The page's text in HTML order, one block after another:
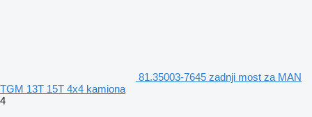
81.35003-7645 zadnji most za MAN
TGM 13T 15T 4x4 kamiona
4